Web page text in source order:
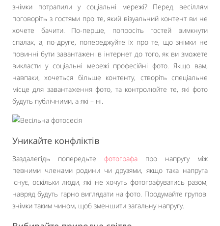
знімки потрапили у соціальні мережі? Перед весіллям
поговоріть з гостями про те, який візуальний контент ви не
хочете бачити. По-перше, попросіть гостей вимкнути
спалах, а, по-друге, попереджуйте їх про те, що знімки не
повинні бути завантажені в інтернет до того, як ви зможете
викласти у соціальні мережі професійні фото. Якщо вам,
навпаки, хочеться більше контенту, створіть спеціальне
місце для завантаження фото, та контролюйте те, які фото
будуть публічними, а які – ні.
Уникайте конфліктів
Заздалегідь попередьте фотографа про напругу між
певними членами родини чи друзями, якщо така напруга
існує, оскільки люди, які не хочуть фотографуватись разом,
навряд будуть гарно виглядати на фото. Продумайте групові
знімки таким чином, щоб зменшити загальну напругу.